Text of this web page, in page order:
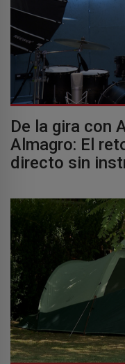
De la gira con
Almagro: El
directo sin